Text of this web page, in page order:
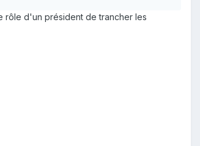
rôle d'un président de trancher les